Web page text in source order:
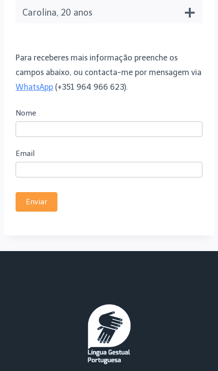
Carolina, 20 anos
Para receberes mais informação preenche os
campos abaixo, ou contacta-me por mensagem via
WhatsApp (+351 964 966 623).
D
E
Nome
Email
Enviar